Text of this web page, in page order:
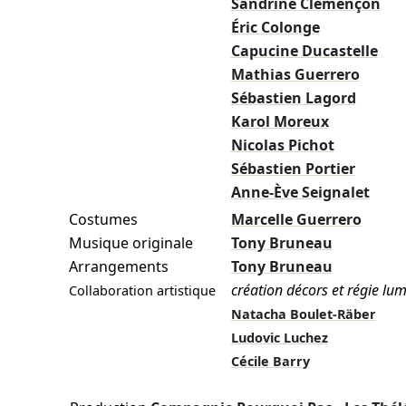
Éric Colonge
Capucine Ducastelle
Mathias Guerrero
Sébastien Lagord
Karol Moreux
Nicolas Pichot
Sébastien Portier
Anne-Ève Seignalet
Costumes
Marcelle Guerrero
Musique originale
Tony Bruneau
Arrangements
Tony Bruneau
Collaboration artistique création décors et régie
Natacha Boulet-Räber
Ludovic Luchez
Cécile Barry